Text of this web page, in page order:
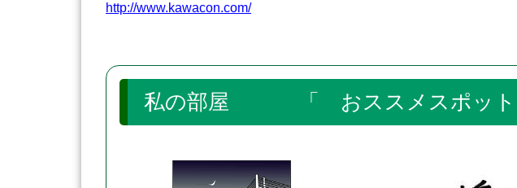
http://www.kawacon.com/
私の部屋 「 おススメスポッ